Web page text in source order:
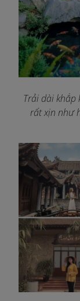
Trải dài khắp
rất xịn như